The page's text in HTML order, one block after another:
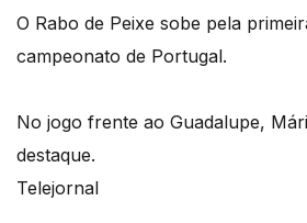
O Rabo de Peixe sobe pela
campeonato de Portugal.
No jogo frente ao Guadalupe,
destaque.
Telejornal